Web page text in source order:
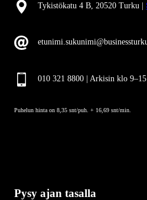
Tykistökatu 4 B, 20520 Turku |
010 321 8800 | Arkisin klo 9–
Puhelun hinta on 8,35 snt/puh. + 16,69 snt/min.
Pysy ajan tasalla